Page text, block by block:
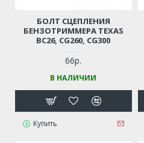
БОЛТ СЦЕПЛЕНИЯ
БЕНЗОТРИММЕРА TEXAS
BC26, CG260, CG300
66р.
В НАЛИЧИИ
Купить